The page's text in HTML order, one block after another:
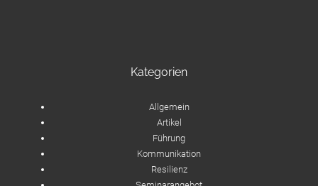
Kategorien
Allgemein
Artikel
Führung
Kommunikation
Resilienz